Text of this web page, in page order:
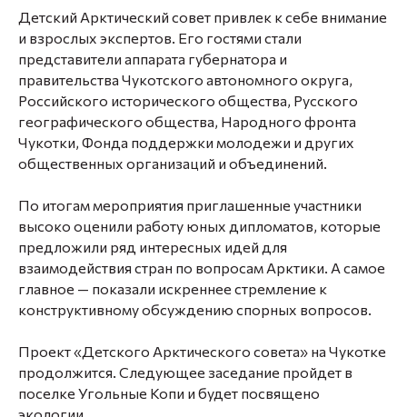
Детский Арктический совет привлек к себе внимание
и взрослых экспертов. Его гостями стали
представители аппарата губернатора и
правительства Чукотского автономного округа,
Российского исторического общества, Русского
географического общества, Народного фронта
Чукотки, Фонда поддержки молодежи и других
общественных организаций и объединений.
По итогам мероприятия приглашенные участники
высоко оценили работу юных дипломатов, которые
предложили ряд интересных идей для
взаимодействия стран по вопросам Арктики. А самое
главное — показали искреннее стремление к
конструктивному обсуждению спорных вопросов.
Проект «Детского Арктического совета» на Чукотке
продолжится. Следующее заседание пройдет в
поселке Угольные Копи и будет посвящено